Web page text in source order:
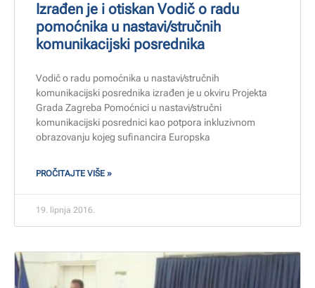
Izrađen je i otiskan Vodič o radu
pomoćnika u nastavi/stručnih
komunikacijski posrednika
Vodič o radu pomoćnika u nastavi/stručnih
komunikacijski posrednika izrađen je u okviru Projekta
Grada Zagreba Pomoćnici u nastavi/stručni
komunikacijski posrednici kao potpora inkluzivnom
obrazovanju kojeg sufinancira Europska
PROČITAJTE VIŠE »
19. lipnja 2016.